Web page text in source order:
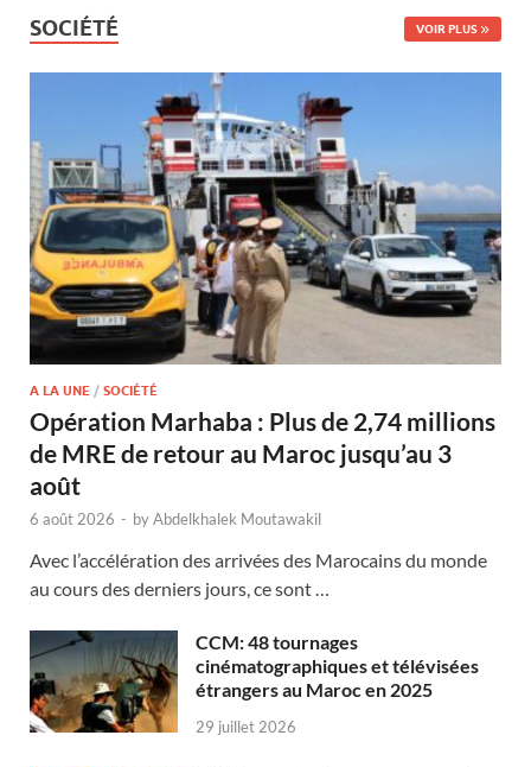
SOCIÉTÉ VOIR PLUS
A LA UNE / SOCIÉTÉ
Opération Marhaba : Plus de 2,74 millions
de MRE de retour au Maroc jusqu’au 3
août
6 août 2026 - byAbdelkhalek Moutawakil
Avec l’accélération des arrivées des Marocains du monde
au cours des derniers jours, ce sont …
CCM: 48 tournages
cinématographiques et télévisées
étrangers au Maroc en 2025
29 juillet 2026